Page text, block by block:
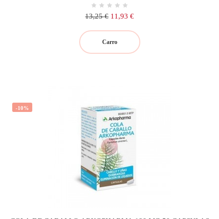
Precio
13,25 € Precio
11,93 €
Carro
-10%